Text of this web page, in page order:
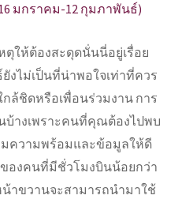
มกราคม-12 กุมภาพันธ์)
ตุให้ต้องสะดุดนั่นนี่อยู่เรื่อย
งไม่เป็นที่น่าพอใจเท่าที่ควร
ล้ชิดหรือเพื่อนร่วมงาน การ
บ้างเพราะคนที่คุณต้องไปพบ
มความพร้อมและข้อมูลให้ดี
องคนที่มีชั่วโมงบินน้อยกว่า
น้าขวานจะสามารถนำมาใช้